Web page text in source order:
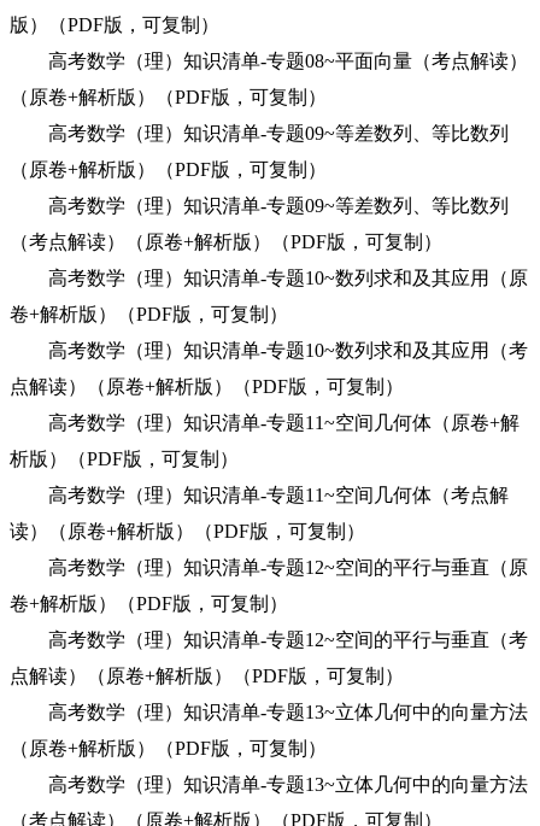
版）（PDF版，可复制）
高考数学（理）知识清单-专题08~平面向量（考点解读）
（原卷+解析版）（PDF版，可复制）
高考数学（理）知识清单-专题09~等差数列、等比数列
（原卷+解析版）（PDF版，可复制）
高考数学（理）知识清单-专题09~等差数列、等比数列
（考点解读）（原卷+解析版）（PDF版，可复制）
高考数学（理）知识清单-专题10~数列求和及其应用（原
卷+解析版）（PDF版，可复制）
高考数学（理）知识清单-专题10~数列求和及其应用（考
点解读）（原卷+解析版）（PDF版，可复制）
高考数学（理）知识清单-专题11~空间几何体（原卷+解
析版）（PDF版，可复制）
高考数学（理）知识清单-专题11~空间几何体（考点解
读）（原卷+解析版）（PDF版，可复制）
高考数学（理）知识清单-专题12~空间的平行与垂直（原
卷+解析版）（PDF版，可复制）
高考数学（理）知识清单-专题12~空间的平行与垂直（考
点解读）（原卷+解析版）（PDF版，可复制）
高考数学（理）知识清单-专题13~立体几何中的向量方法
（原卷+解析版）（PDF版，可复制）
高考数学（理）知识清单-专题13~立体几何中的向量方法
（考点解读）（原卷+解析版）（PDF版，可复制）